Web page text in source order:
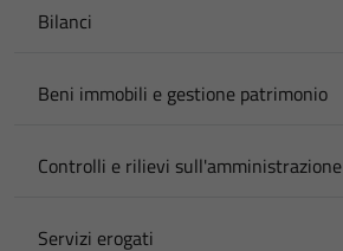
Bilanci
Beni immobili e gestione patrimonio
Controlli e rilievi sull'amministrazione
Servizi erogati